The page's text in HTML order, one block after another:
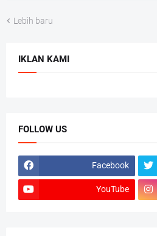
Lebih baru
IKLAN KAMI
FOLLOW US
Facebook
YouTube